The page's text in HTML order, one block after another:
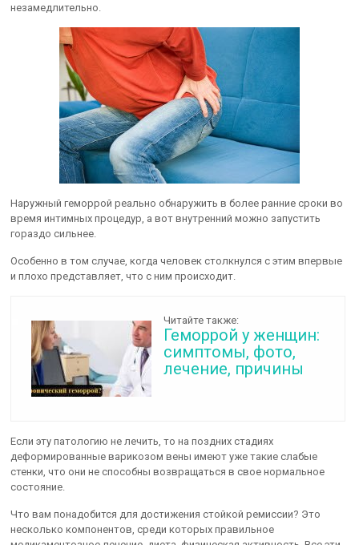
незамедлительно.
Наружный геморрой реально обнаружить в более ранние сроки во
время интимных процедур, а вот внутренний можно запустить
гораздо сильнее.
Особенно в том случае, когда человек столкнулся с этим впервые
и плохо представляет, что с ним происходит.
Читайте также:
Геморрой у женщин:
симптомы, фото,
лечение, причины
Если эту патологию не лечить, то на поздних стадиях
деформированные варикозом вены имеют уже такие слабые
стенки, что они не способны возвращаться в свое нормальное
состояние.
Что вам понадобится для достижения стойкой ремиссии? Это
несколько компонентов, среди которых правильное